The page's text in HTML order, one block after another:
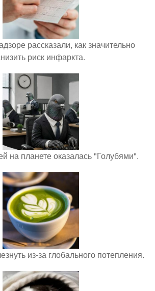
рассказали, как значительно
риск инфаркта.
на планете оказалась "Голубями".
из-за глобального потепления.